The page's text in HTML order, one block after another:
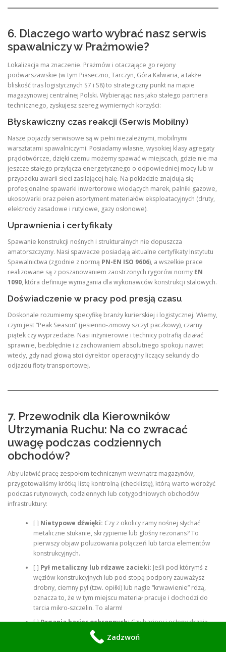
6. Dlaczego warto wybrać nasz serwis
spawalniczy w Prażmowie?
Lokalizacja ma znaczenie. Prażmów i otaczające go rejony
podwarszawskie (w tym Piaseczno, Tarczyn, Góra Kalwaria, a także
bliskość tras logistycznych S7 i S8) to strategiczny punkt na mapie
magazynowej centralnej Polski. Wybierając nas jako stałego partnera
technicznego, zyskujesz szereg wymiernych korzyści:
Błyskawiczny czas reakcji (Serwis Mobilny)
Nasze pojazdy serwisowe są w pełni niezależnymi, mobilnymi
warsztatami spawalniczymi. Posiadamy własne, wysokiej klasy agregaty
prądotwórcze, dzięki czemu możemy spawać w miejscach, gdzie nie ma
jeszcze stałego przyłącza energetycznego o odpowiedniej mocy lub w
przypadku awarii sieci zasilającej halę. Na pokładzie znajdują się
profesjonalne spawarki inwertorowe wiodących marek, palniki gazowe,
ukosowarki oraz pełen asortyment materiałów eksploatacyjnych (druty,
elektrody zasadowe i rutylowe, gazy osłonowe).
Uprawnienia i certyfikaty
Spawanie konstrukcji nośnych i strukturalnych nie dopuszcza
amatorszczyzny. Nasi spawacze posiadają aktualne certyfikaty Instytutu
Spawalnictwa (zgodnie z normą PN-EN ISO 9606), a wszelkie prace
realizowane są z poszanowaniem zaostrzonych rygorów normy EN
1090, która definiuje wymagania dla wykonawców konstrukcji stalowych.
Doświadczenie w pracy pod presją czasu
Doskonale rozumiemy specyfikę branży kurierskiej i logistycznej. Wiemy,
czym jest “Peak Season” (jesienno-zimowy szczyt paczkowy), czarny
piątek czy wyprzedaże. Nasi inżynierowie i technicy potrafią działać
sprawnie, bezbłędnie i z zachowaniem absolutnego spokoju nawet
wtedy, gdy nad głową stoi dyrektor operacyjny liczący sekundy do
odjazdu floty transportowej.
7. Przewodnik dla Kierowników
Utrzymania Ruchu: Na co zwracać
uwagę podczas codziennych
obchodów?
Aby ułatwić pracę zespołom technicznym wewnątrz magazynów,
przygotowaliśmy krótką listę kontrolną (checklistę), którą warto wdrożyć
podczas rutynowych, codziennych lub cotygodniowych obchodów
infrastruktury:
[ ] Nietypowe dźwięki: Czy z okolicy ramy nośnej słychać
metaliczne stukanie, skrzypienie lub głośny rezonans? To
pierwszy objaw poluzowania połączeń lub tarcia elementów
konstrukcyjnych.
[ ] Pył metaliczny lub rdzawe zacieki: Jeśli pod którymś z
węzłów konstrukcyjnych lub pod stopą podpory zauważysz
drobny, ciemny pył (tzw. opiłki) lub nagłe “krwawienie” rdzą,
oznacza to, że w tym miejscu materiał pracuje i dochodzi do
tarcia mikro-szczelin. To alarm!
[ ]Drgania barier ochronnych:Czy bariery i osłony drgają
mocniej niż zwykle? Może to świadczyć o uszkodzeniu łożyska
bębna napędowego, które przenosi potężne wibracje
Zadzwoń